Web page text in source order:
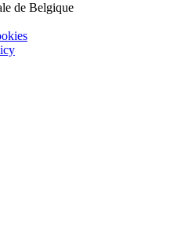
de Belgique